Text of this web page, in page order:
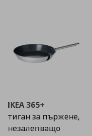
IKEA 365+
тиган за пържене,
незалепващо